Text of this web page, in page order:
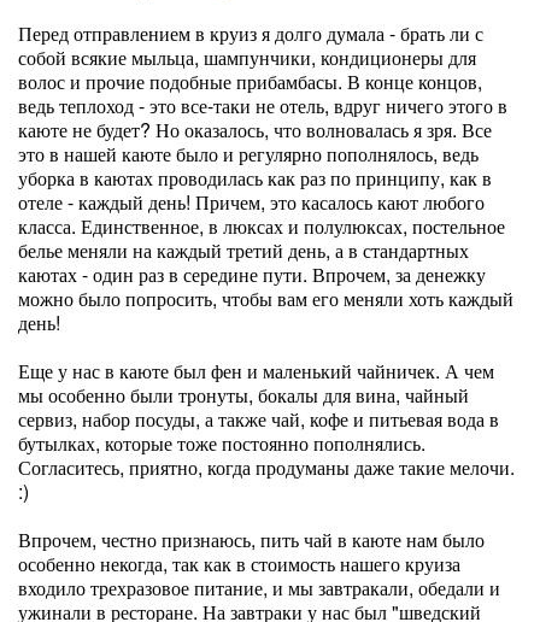
Перед отправлением в круиз я долго думала - брать ли с
собой всякие мыльца, шампунчики, кондиционеры для
волос и прочие подобные прибамбасы. В конце концов,
ведь теплоход - это все-таки не отель, вдруг ничего этого в
каюте не будет? Но оказалось, что волновалась я зря. Все
это в нашей каюте было и регулярно пополнялось, ведь
уборка в каютах проводилась как раз по принципу, как в
отеле - каждый день! Причем, это касалось кают любого
класса. Единственное, в люксах и полулюксах, постельное
белье меняли на каждый третий день, а в стандартных
каютах - один раз в середине пути. Впрочем, за денежку
можно было попросить, чтобы вам его меняли хоть каждый
день!
Еще у нас в каюте был фен и маленький чайничек. А чем
мы особенно были тронуты, бокалы для вина, чайный
сервиз, набор посуды, а также чай, кофе и питьевая вода в
бутылках, которые тоже постоянно пополнялись.
Согласитесь, приятно, когда продуманы даже такие мелочи.
:)
Впрочем, честно признаюсь, пить чай в каюте нам было
особенно некогда, так как в стоимость нашего круиза
входило трехразовое питание, и мы завтракали, обедали и
ужинали в ресторане. На завтраки у нас был "шведский